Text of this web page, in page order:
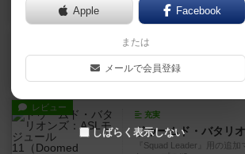
約1時間前 by daisdice
カタン
約1時間前 by アプー
レビュー
充実
『Squad Leader』用の追
Apple Facebook
または
メールで会員登録
しばらく表示しない